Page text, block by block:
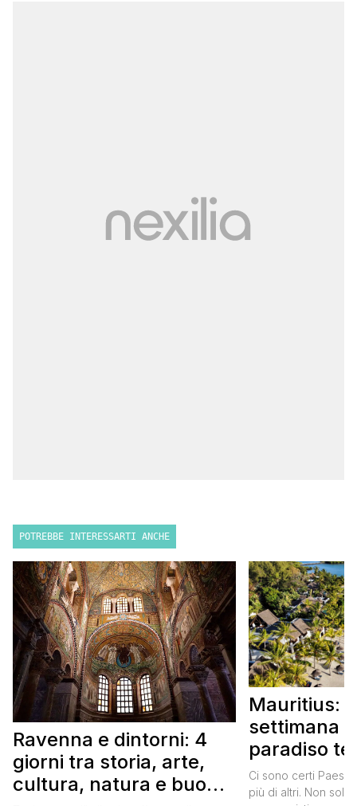
POTREBBE INTERESSARTI ANCHE
Ravenna e dintorni: 4
giorni tra storia, arte,
cultura, natura e buon
Mauritius:
settimana
paradiso
Itinerario
Ci sono certi Paesi
più di altri. Non